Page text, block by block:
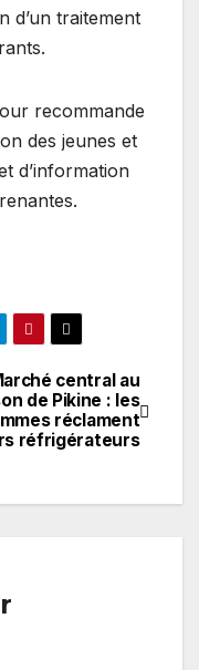
d’un traitement
recommande
des jeunes et
d’information
central au
de Pikine : les
réclament
réfrigérateurs